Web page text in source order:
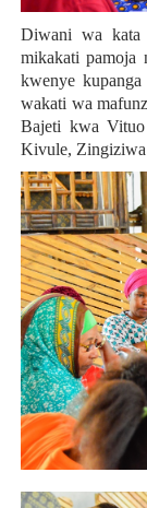
Diwani wa kata
mikakati pamoja
kwenye
wakati wa
Bajeti kwa
Kivule, Zingiziwa